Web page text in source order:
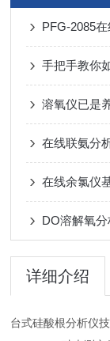
PFG-2085
手把手教你
溶氧仪已是
在线联氨分
在线余氯仪
详细介绍
台式硅酸根分析仪